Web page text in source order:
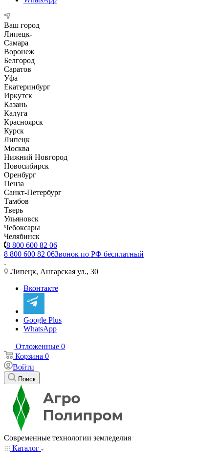
Ваш город
Липецк
Самара
Воронеж
Белгород
Саратов
Уфа
Екатеринбург
Иркутск
Казань
Калуга
Красноярск
Курск
Липецк
Москва
Нижний Новгород
Новосибирск
Оренбург
Пенза
Санкт-Петербург
Тамбов
Тверь
Ульяновск
Чебоксары
Челябинск
8 800 600 82 06
8 800 600 82 06Звонок по РФ бесплатный
Липецк, Ангарская ул., 30
Вконтакте
Google Plus
WhatsApp
Отложенные 0
Корзина 0
Войти
Поиск
Современные технологии земледелия
Каталог